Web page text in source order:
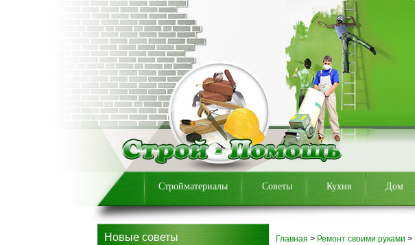
Стройматериалы Советы Кухня Дом
Новые советы Главная > Ремонт своими руками >